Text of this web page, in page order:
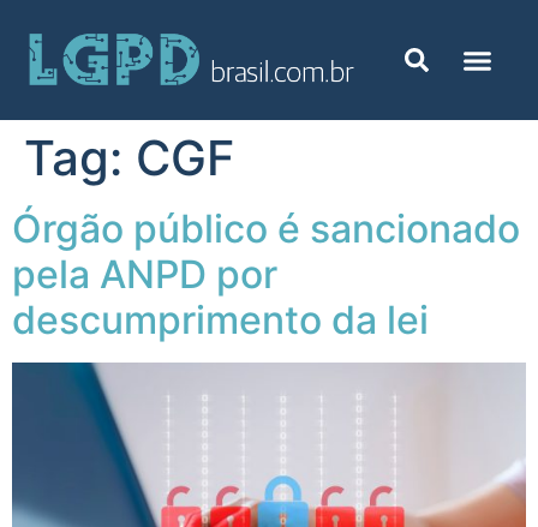
Tag: CGF
Órgão público é sancionado
pela ANPD por
descumprimento da lei